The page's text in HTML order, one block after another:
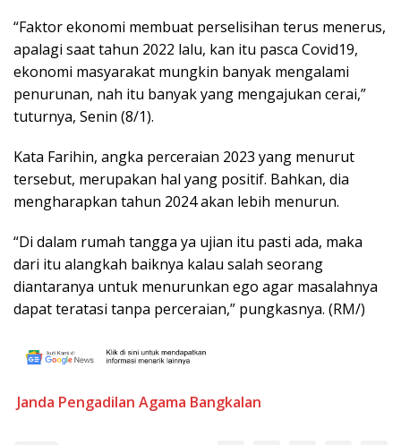
“Faktor ekonomi membuat perselisihan terus menerus,
apalagi saat tahun 2022 lalu, kan itu pasca Covid19,
ekonomi masyarakat mungkin banyak mengalami
penurunan, nah itu banyak yang mengajukan cerai,”
tuturnya, Senin (8/1).
Kata Farihin, angka perceraian 2023 yang menurut
tersebut, merupakan hal yang positif. Bahkan, dia
mengharapkan tahun 2024 akan lebih menurun.
“Di dalam rumah tangga ya ujian itu pasti ada, maka
dari itu alangkah baiknya kalau salah seorang
diantaranya untuk menurunkan ego agar masalahnya
dapat teratasi tanpa perceraian,” pungkasnya. (RM/)
Janda Pengadilan Agama Bangkalan